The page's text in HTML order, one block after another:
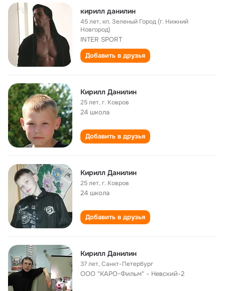
кирилл данилин
45 лет,кп. Зеленый Город (г. Нижний
Новгород)
INTER SPORT
Добавить в друзья
Кирилл Данилин
25 лет,г. Ковров
24 школа
Добавить в друзья
Кирилл Данилин
25 лет,г. Ковров
24 школа
Добавить в друзья
Кирилл Данилин
37 лет,Санкт-Петербург
ООО "КАРО-Фильм" - Невский-2